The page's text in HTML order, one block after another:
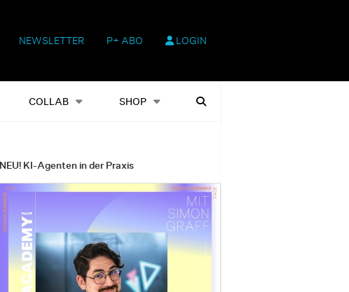
NEWSLETTER P+ ABO LOGIN
COLLAB SHOP
Shop Heftausgaben Suchen
NEU! KI-Agenten in der Praxis